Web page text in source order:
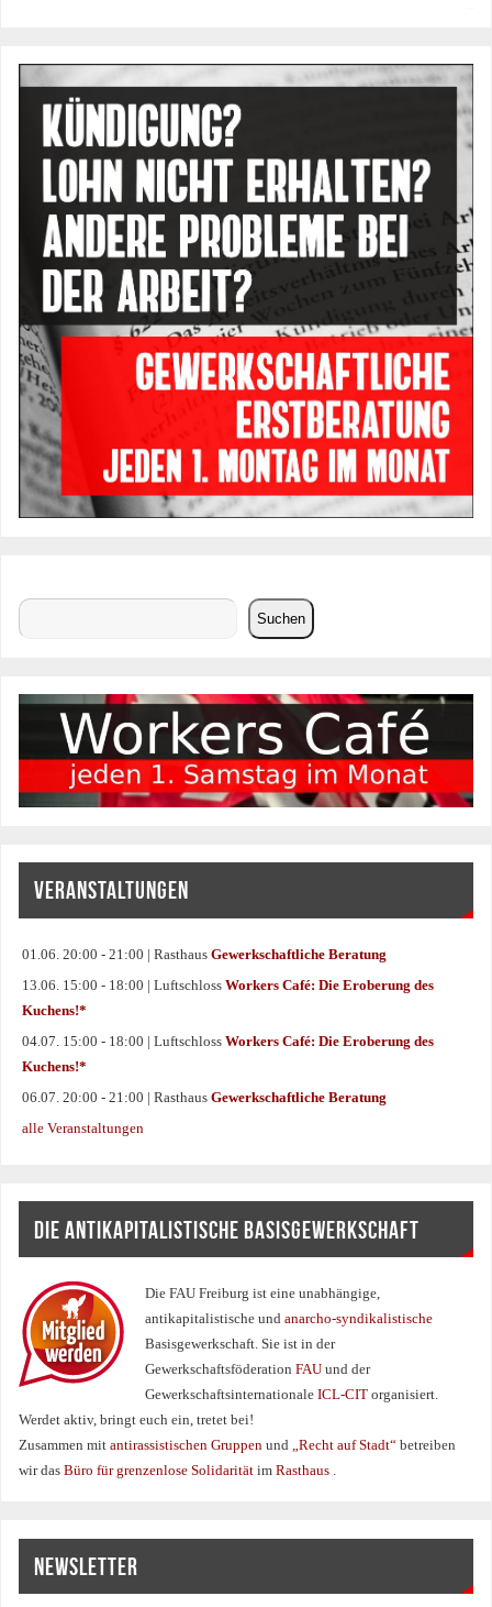
Suchen
VERANSTALTUNGEN
01.06. 20:00 - 21:00 | RasthausGewerkschaftliche Beratung
13.06. 15:00 - 18:00 | LuftschlossWorkers Café: Die Eroberung des
Kuchens!*
04.07. 15:00 - 18:00 | LuftschlossWorkers Café: Die Eroberung des
Kuchens!*
06.07. 20:00 - 21:00 | RasthausGewerkschaftliche Beratung
alle Veranstaltungen
DIE ANTIKAPITALISTISCHE BASISGEWERKSCHAFT
Die FAU Freiburg ist eine un­abhängige,
antikapitalistische undanarcho-syndikalistische
Basisgewerkschaft. Sie ist in der
GewerkschaftsföderationFAUund der
Gewerkschaftsinternationale ICL-CITorganisiert.
Werdet aktiv, bringt euch ein, tretet bei!
Zusammen mitantirassistischen Gruppenund „Recht auf Stadt“betreiben
wir dasBüro für grenzenlose SolidaritätimRasthaus
NEWSLETTER